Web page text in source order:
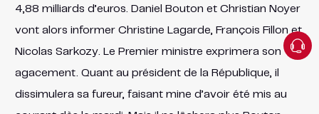
4,88 milliards d’euros. Daniel Bouton et Christian Noyer
vont alors informer Christine Lagarde, François Fillon et
Nicolas Sarkozy. Le Premier ministre exprimera son
agacement. Quant au président de la République, il
dissimulera sa fureur, faisant mine d’avoir été mis au